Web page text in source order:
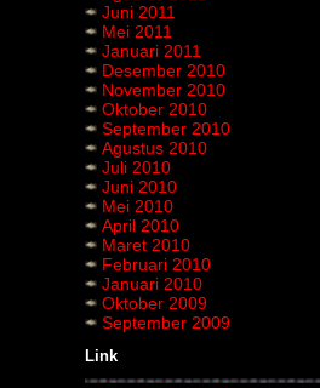
Juni 2011
Mei 2011
Januari 2011
Desember 2010
November 2010
Oktober 2010
September 2010
Agustus 2010
Juli 2010
Juni 2010
Mei 2010
April 2010
Maret 2010
Februari 2010
Januari 2010
Oktober 2009
September 2009
Link